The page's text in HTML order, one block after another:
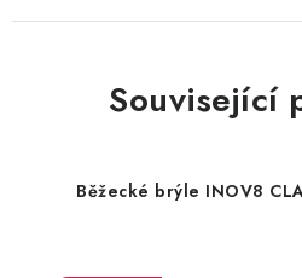
Související
Běžecké brýle INOV8